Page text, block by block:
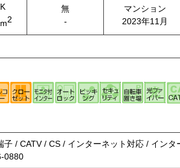
2
無
-
マンション
2023年11月
/ CATV / CS / インターネット対応 / インタ
0880